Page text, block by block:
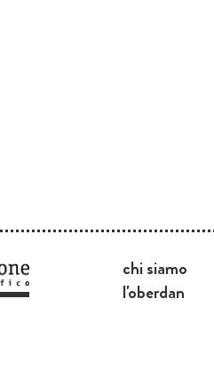
chi siamo
l'oberdan